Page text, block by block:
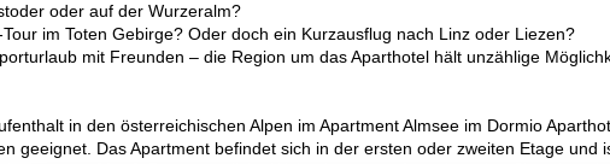
oder auf der Wurzeralm?
im Toten Gebirge? Oder doch ein Kurzausflug nach Linz oder Liezen?
mit Freunden – die Region um das Aparthotel hält unzählige
in den österreichischen Alpen im Apartment Almsee im Dormio
geeignet. Das Apartment befindet sich in der ersten oder zweiten Etage und